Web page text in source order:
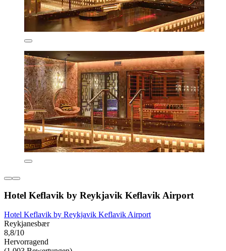
Hotel Keflavik by Reykjavik Keflavik Airport
Hotel Keflavik by Reykjavik Keflavik Airport
Reykjanesbær
8,8/10
Hervorragend